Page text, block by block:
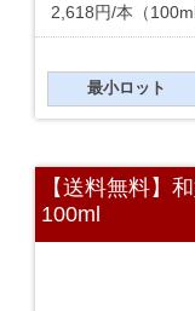
2,618円/本（
最小ロット
【送料無料】
100ml